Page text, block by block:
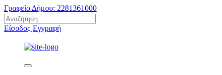
Γραφείο Δήμου: 2281361000
Είσοδος Εγγραφή